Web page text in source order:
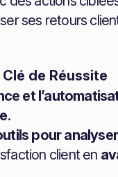
ses retours
de Réussite
et
.
pour
client en